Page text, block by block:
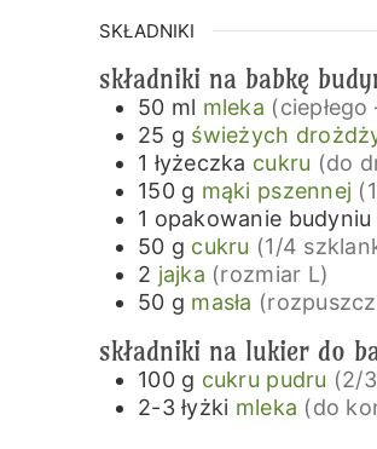
SKŁADNIKI
składniki na babkę
50 ml mleka
25 g świeżych
1 łyżeczka cukru (do
150 g mąki pszennej
1 opakowanie budyniu
50 g cukru (1/4
2 jajka (rozmiar L)
50 g masła
składniki na lukier do
100 g cukru pudru (2/
2-3 łyżki mleka (do